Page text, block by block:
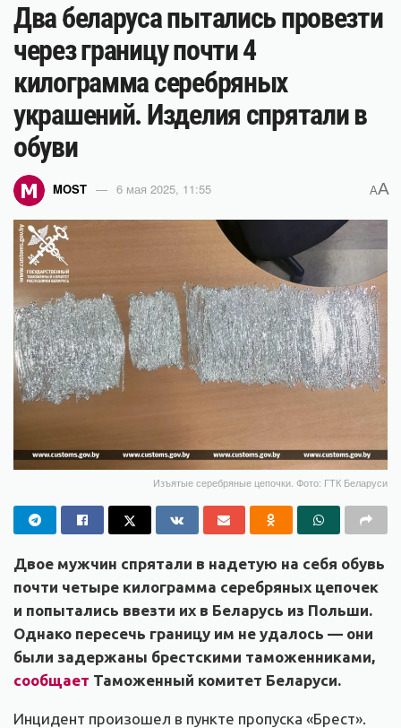
Два беларуса пытались провезти
через границу почти 4
килограмма серебряных
украшений. Изделия спрятали в
обуви
MOST 6 мая 2025, 11:55 AA
Изъятые серебряные цепочки. Фото: ГТК Беларуси
Двое мужчин спрятали в надетую на себя обувь
почти четыре килограмма серебряных цепочек
и попытались ввезти их в Беларусь из Польши.
Однако пересечь границу им не удалось — они
были задержаны брестскими таможенниками,
сообщает Таможенный комитет Беларуси.
Инцидент произошел в пункте пропуска «Брест».